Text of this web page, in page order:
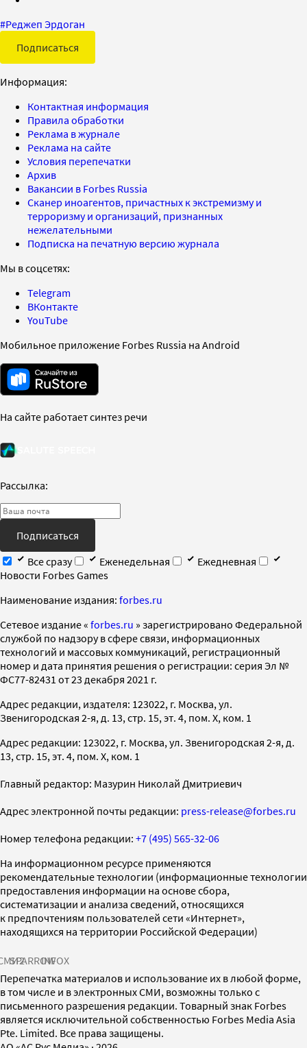
#Реджеп Эрдоган
Подписаться
Информация:
Контактная информация
Правила обработки
Реклама в журнале
Реклама на сайте
Условия перепечатки
Архив
Вакансии в Forbes Russia
Сканер иноагентов, причастных к экстремизму и
терроризму и организаций, признанных
нежелательными
Подписка на печатную версию журнала
Мы в соцсетях:
Telegram
ВКонтакте
YouTube
Мобильное приложение Forbes Russia на Android
На сайте работает синтез речи
Рассылка:
Подписаться
Все сразу
Еженедельная
Ежедневная
Новости Forbes Games
Наименование издания: forbes.ru
Cетевое издание « forbes.ru » зарегистрировано Федеральной
службой по надзору в сфере связи, информационных
технологий и массовых коммуникаций, регистрационный
номер и дата принятия решения о регистрации: серия Эл №
ФС77-82431 от 23 декабря 2021 г.
Адрес редакции, издателя: 123022, г. Москва, ул.
Звенигородская 2-я, д. 13, стр. 15, эт. 4, пом. X, ком. 1
Адрес редакции: 123022, г. Москва, ул. Звенигородская 2-я, д.
13, стр. 15, эт. 4, пом. X, ком. 1
Главный редактор: Мазурин Николай Дмитриевич
Адрес электронной почты редакции: press-release@forbes.ru
Номер телефона редакции: +7 (495) 565-32-06
На информационном ресурсе применяются
рекомендательные технологии (информационные технологии
предоставления информации на основе сбора,
систематизации и анализа сведений, относящихся
к предпочтениям пользователей сети «Интернет»,
находящихся на территории Российской Федерации)
SPARROWINFOX
Перепечатка материалов и использование их в любой форме,
в том числе и в электронных СМИ, возможны только с
письменного разрешения редакции. Товарный знак Forbes
является исключительной собственностью Forbes Media Asia
Pte. Limited. Все права защищены.